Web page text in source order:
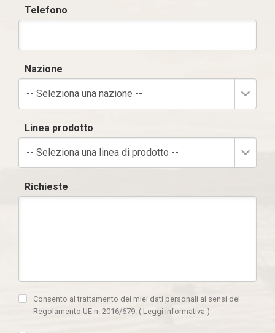
Telefono
Nazione
-- Seleziona una nazione --
Linea prodotto
-- Seleziona una linea di prodotto --
Richieste
Consento al trattamento dei miei dati personali ai sensi del
Regolamento UE n. 2016/679. ( Leggi informativa )